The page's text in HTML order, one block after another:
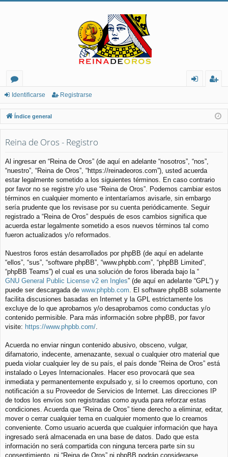
or
os
nt
ifi
rs
e
ist
ra
Identificarse Registrarse
Índice general
Reina de Oros - Registro
Al ingresar en “Reina de Oros” (de aquí en adelante “nosotros”, “nos”,
“nuestro”, “Reina de Oros”, “https://reinadeoros.com”), usted acuerda
estar legalmente sometido a los siguientes términos. En caso contrario
por favor no se registre y/o use “Reina de Oros”. Podemos cambiar estos
términos en cualquier momento e intentaríamos avisarle, sin embargo
sería prudente que los revisase por su cuenta periódicamente. Seguir
registrado a “Reina de Oros” después de esos cambios significa que
acuerda estar legalmente sometido a esos nuevos términos tal como
fueron actualizados y/o reformados.
Nuestros foros están desarrollados por phpBB (de aquí en adelante
“ellos”, “sus”, “software phpBB”, “www.phpbb.com”, “phpBB Limited”,
“phpBB Teams”) el cual es una solución de foros liberada bajo la “
GNU General Public License v2 en Ingles” (de aquí en adelante “GPL”) y
puede ser descargada de www.phpbb.com . El software phpBB solamente
facilita discusiones basadas en Internet y la GPL estrictamente los
excluye de lo que aprobamos y/o desaprobamos como conductas y/o
contenido permisible. Para más información sobre phpBB, por favor
visite: https://www.phpbb.com/
Acuerda no enviar ningun contenido abusivo, obsceno, vulgar,
difamatorio, indecente, amenazante, sexual o cualquier otro material que
pueda violar cualquier ley de su país, el país donde “Reina de Oros” está
instalado o Leyes Internacionales. Hacer eso provocará que sea
inmediata y permanentemente expulsado y, si lo creemos oportuno, con
notificación a su Proveedor de Servicios de Internet. Las direcciones IP
de todos los envíos son registradas como ayuda para reforzar estas
condiciones. Acuerda que “Reina de Oros” tiene derecho a eliminar, editar,
mover o cerrar cualquier tema en cualquier momento que lo creamos
conveniente. Como usuario acuerda que cualquier información que haya
ingresado será almacenada en una base de datos. Dado que esta
información no será compartida con ninguna tercera parte sin su
consentimiento, ni “Reina de Oros” ni phpBB podrán considerarse